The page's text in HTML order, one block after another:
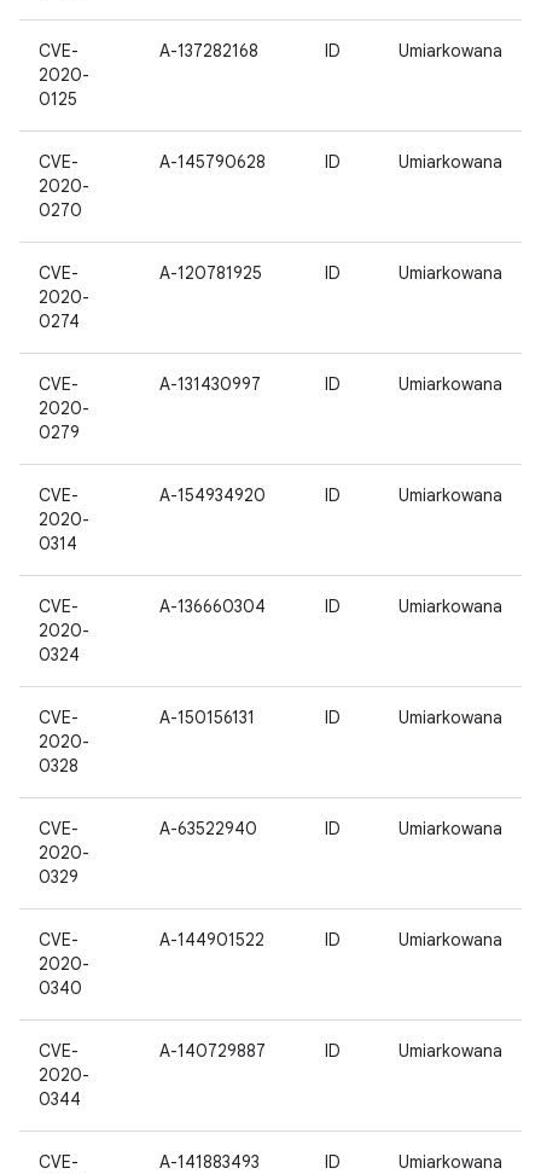
CVE-
2020-
0125
A-137282168 ID Umiarkowana
CVE-
2020-
0270
A-145790628 ID Umiarkowana
CVE-
2020-
0274
A-120781925 ID Umiarkowana
CVE-
2020-
0279
A-131430997 ID Umiarkowana
CVE-
2020-
0314
A-154934920 ID Umiarkowana
CVE-
2020-
0324
A-136660304 ID Umiarkowana
CVE-
2020-
0328
A-150156131 ID Umiarkowana
CVE-
2020-
0329
A-63522940 ID Umiarkowana
CVE-
2020-
0340
A-144901522 ID Umiarkowana
CVE-
2020-
0344
A-140729887 ID Umiarkowana
CVE-
A-141883493 ID Umiarkowana